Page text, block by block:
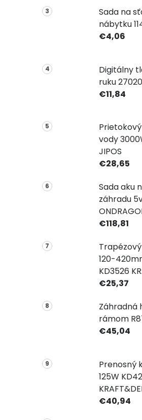
Sada na
nábytku
€4,06
Digitálny
ruku
€11,84
vody
JIPOS
€28,65
Sada aku
záhradu
€118,81
120-
KD3526
€25,37
Záhradná
rámom
€45,04
Prenosný
125W
€40,94